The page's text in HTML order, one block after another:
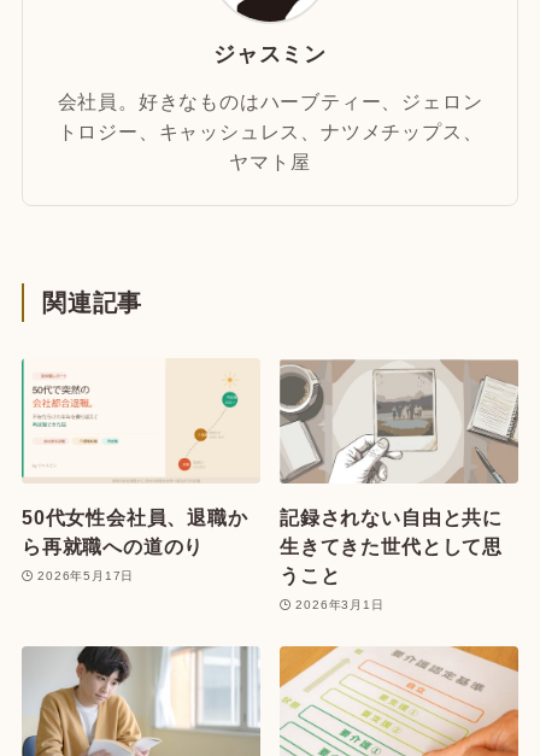
ジャスミン
会社員。好きなものはハーブティー、ジェロン
トロジー、キャッシュレス、ナツメチップス、
ヤマト屋
関連記事
50代女性会社員、退職か
ら再就職への道のり
2026年5月17日
記録されない自由と共に
生きてきた世代として思
うこと
2026年3月1日